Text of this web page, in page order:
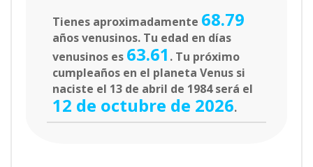
Tienes aproximadamente 68.79
años venusinos. Tu edad en días
venusinos es 63.61 . Tu próximo
cumpleaños en el planeta Venus si
naciste el 13 de abril de 1984 será el
12 de octubre de 2026.